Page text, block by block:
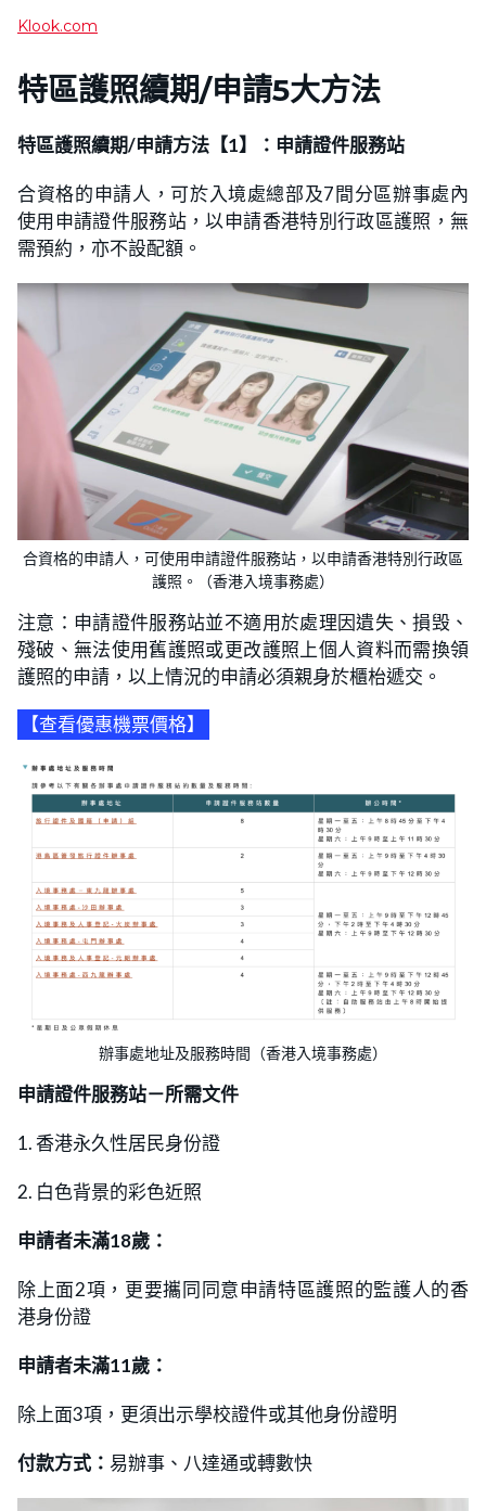
Klook.com
特區護照續期/申請5大方法
特區護照續期/申請方法【1】：申請證件服務站
合資格的申請人，可於入境處總部及7間分區辦事處內
使用申請證件服務站，以申請香港特別行政區護照，無
需預約，亦不設配額。
合資格的申請人，可使用申請證件服務站，以申請香港特別行政區
護照。（香港入境事務處）
注意：申請證件服務站並不適用於處理因遺失、損毁、
殘破、無法使用舊護照或更改護照上個人資料而需換領
護照的申請，以上情況的申請必須親身於櫃枱遞交。
【查看優惠機票價格】
辦事處地址及服務時間（香港入境事務處）
申請證件服務站－所需文件
1. 香港永久性居民身份證
2. 白色背景的彩色近照
申請者未滿18歲：
除上面2項，更要攜同同意申請特區護照的監護人的香
港身份證
申請者未滿11歲：
除上面3項，更須出示學校證件或其他身份證明
付款方式： 易辦事、八達通或轉數快